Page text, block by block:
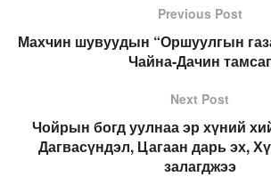
Previous Post
Махчин шувуудын “Оршуулгын
Чайна-Дачин тамсаг
Next Post
Чойрын богд уулнаа эр хүний
Дагвасүндэл, Цагаан дарь эх,
залагджээ